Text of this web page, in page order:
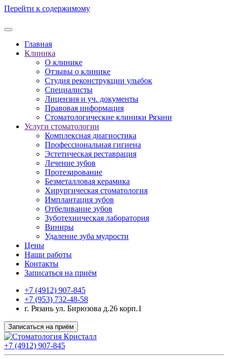
Перейти к содержимому
Главная
Клиника
О клинике
Отзывы о клинике
Студия реконструкции улыбок
Специалисты
Лицензия и уч. документы
Правовая информация
Стоматологические клиники Рязани
Услуги стоматологии
Комплексная диагностика
Профессиональная гигиена
Эстетическая реставрация
Лечение зубов
Протезирование
Безметалловая керамика
Хирургическая стоматология
Имплантация зубов
Отбеливание зубов
Зуботехническая лаборатория
Виниры
Удаление зуба мудрости
Цены
Наши работы
Контакты
Записаться на приём
+7 (4912) 907-845
+7 (953) 732-48-58
г. Рязань ул. Бирюзова д.26 корп.1
Записаться на приём
+7 (4912) 907-845